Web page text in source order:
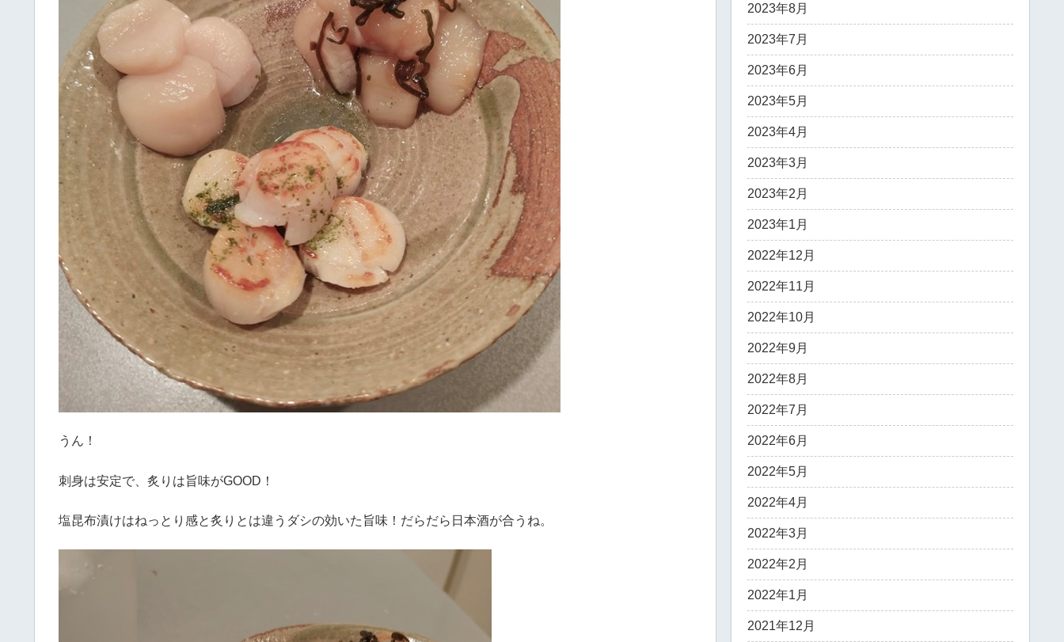
うん！
刺身は安定で、炙りは旨味がGOOD！
塩昆布漬けはねっとり感と炙りとは違うダシの効いた旨味！だらだら日本酒が合うね。
2023年8月
2023年7月
2023年6月
2023年5月
2023年4月
2023年3月
2023年2月
2023年1月
2022年12月
2022年11月
2022年10月
2022年9月
2022年8月
2022年7月
2022年6月
2022年5月
2022年4月
2022年3月
2022年2月
2022年1月
2021年12月